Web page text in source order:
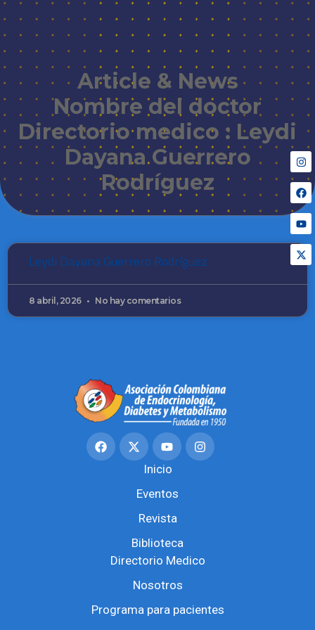
Article & News
Nombre del doctor
Directorio medico : Leydi
Dayana Guerrero
Rodríguez
Leydi Dayana Guerrero Rodríguez
8 abril, 2026 No hay comentarios
Inicio
Eventos
Revista
Biblioteca
Directorio Medico
Nosotros
Programa para pacientes